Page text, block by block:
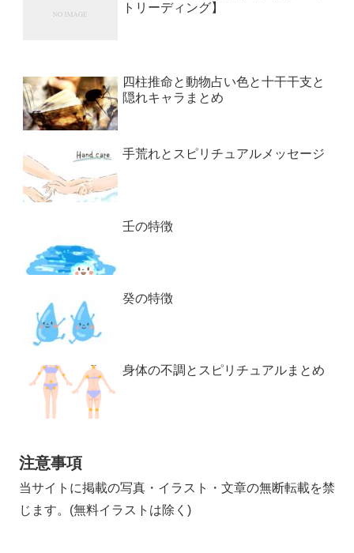
トリーディング】
四柱推命と動物占い色と十干干支と
隠れキャラまとめ
手荒れとスピリチュアルメッセージ
壬の特徴
癸の特徴
身体の不調とスピリチュアルまとめ
注意事項
当サイトに掲載の写真・イラスト・文章の無断転載を禁
じます。(無料イラストは除く)